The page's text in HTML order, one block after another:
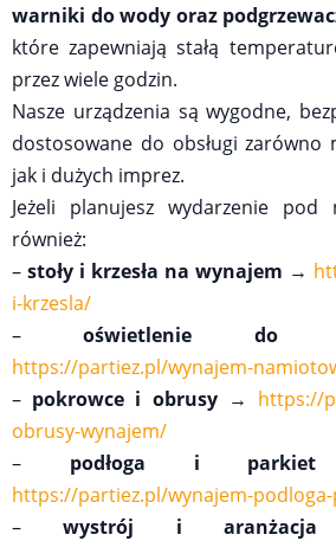
warniki do wody oraz
które zapewniają stałą
przez wiele godzin.
Nasze urządzenia są wygodne,
dostosowane do obsługi zarówno
jak i dużych imprez.
Jeżeli planujesz wydarzenie pod
również:
– stoły i krzesła na wynajem →
i-krzesla/
–oświetlenie do
https://partiez.pl/wynajem-
– pokrowce i obrusy→ https://
obrusy-wynajem/
– podłoga i parkiet
https://partiez.pl/wynajem-
–wystrój i aranżacja